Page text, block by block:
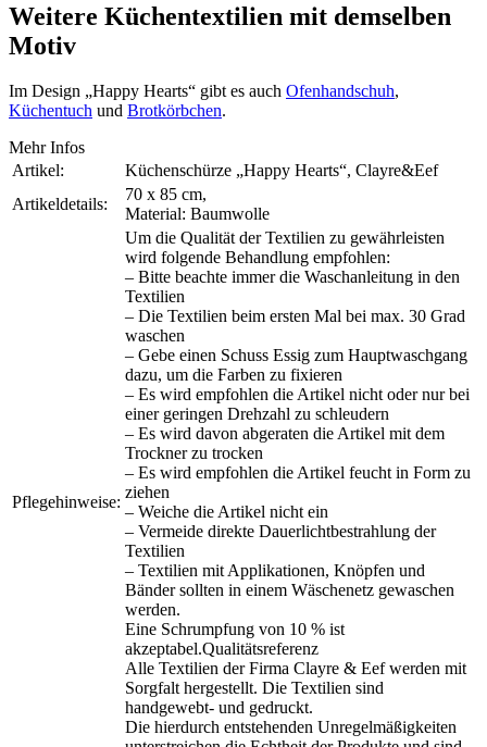
Weitere Küchentextilien mit demselben
Motiv
Im Design „Happy Hearts“ gibt es auch Ofenhandschuh,
Küchentuch und Brotkörbchen.
Mehr Infos
Artikel:
Küchenschürze „Happy Hearts“, Clayre&Eef
Artikeldetails:
70 x 85 cm,
Material: Baumwolle
Pflegehinweise:
Um die Qualität der Textilien zu gewährleisten
wird folgende Behandlung empfohlen:
– Bitte beachte immer die Waschanleitung in den
Textilien
– Die Textilien beim ersten Mal bei max. 30 Grad
waschen
– Gebe einen Schuss Essig zum Hauptwaschgang
dazu, um die Farben zu fixieren
– Es wird empfohlen die Artikel nicht oder nur bei
einer geringen Drehzahl zu schleudern
– Es wird davon abgeraten die Artikel mit dem
Trockner zu trocken
– Es wird empfohlen die Artikel feucht in Form zu
ziehen
– Weiche die Artikel nicht ein
– Vermeide direkte Dauerlichtbestrahlung der
Textilien
– Textilien mit Applikationen, Knöpfen und
Bänder sollten in einem Wäschenetz gewaschen
werden.
Eine Schrumpfung von 10 % ist
akzeptabel.Qualitätsreferenz
Alle Textilien der Firma Clayre & Eef werden mit
Sorgfalt hergestellt. Die Textilien sind
handgewebt- und gedruckt.
Die hierdurch entstehenden Unregelmäßigkeiten